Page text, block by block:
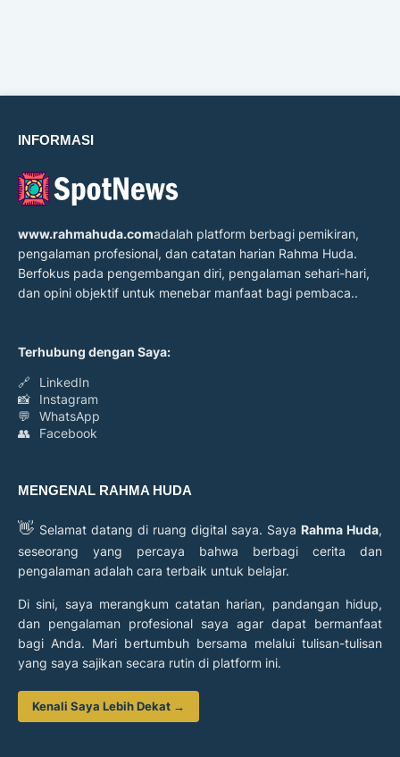
INFORMASI
www.rahmahuda.comadalah platform berbagi pemikiran,
pengalaman profesional, dan catatan harian Rahma Huda.
Berfokus pada pengembangan diri, pengalaman sehari-hari,
dan opini objektif untuk menebar manfaat bagi pembaca..
Terhubung dengan Saya:
🔗
LinkedIn
📸
Instagram
💬
WhatsApp
👥
Facebook
MENGENAL RAHMA HUDA
👋 Selamat datang di ruang digital saya. Saya Rahma Huda,
seseorang yang percaya bahwa berbagi cerita dan
pengalaman adalah cara terbaik untuk belajar.
Di sini, saya merangkum catatan harian, pandangan hidup,
dan pengalaman profesional saya agar dapat bermanfaat
bagi Anda. Mari bertumbuh bersama melalui tulisan-tulisan
yang saya sajikan secara rutin di platform ini.
Kenali Saya Lebih Dekat →